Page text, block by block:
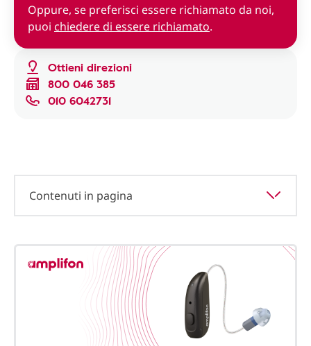
Ottieni direzioni
800 046 385
010 6042731
Oppure, se preferisci essere richiamato da noi,
puoi chiedere di essere richiamato.
Contenuti in pagina